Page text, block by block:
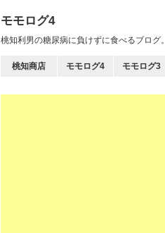
モモログ4
桃知利男の糖尿病に負けずに食べるブログ。
桃知商店 モモログ4 モモログ3